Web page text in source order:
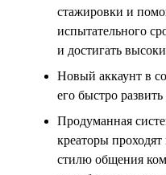
стажировки и
испытательного
и достигать
Новый аккаунт в
его быстро
Продуманная
креаторы
стилю общения